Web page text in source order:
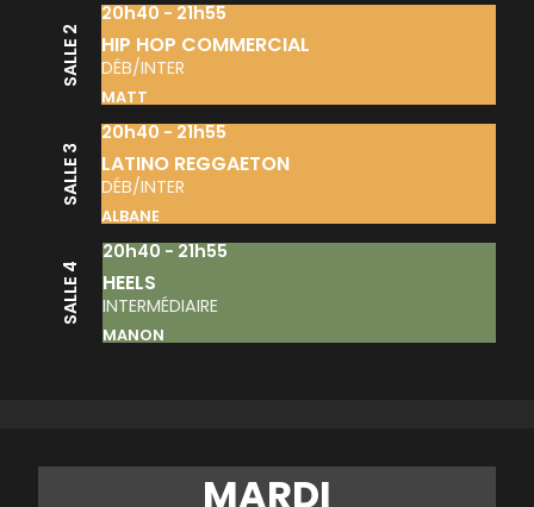
SALLE 2
20h40 - 21h55
HIP HOP COMMERCIAL
DÉB/INTER
MATT
SALLE 3
20h40 - 21h55
LATINO REGGAETON
DÉB/INTER
ALBANE
SALLE 4
20h40 - 21h55
HEELS
INTERMÉDIAIRE
MANON
MARDI